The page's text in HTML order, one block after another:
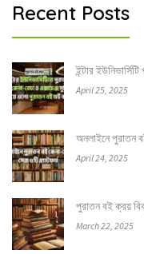
Recent Posts
ইন্টার
April 25, 2025
অনলাইনে পুরাতন
April 24, 2025
পুরাতন বই ক্রয়
March 22, 2025